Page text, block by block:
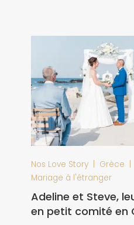
Nos Love Story Grèce
Mariage à l'étranger
Adeline et Steve,
en petit comité en